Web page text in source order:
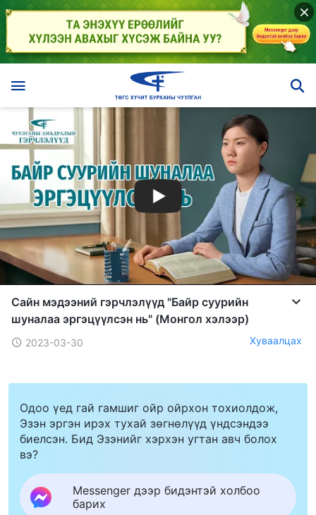
Сайн мэдээний гэрчлэлүүд "Байр суурийн
шуналаа эргэцүүлсэн нь" (Mонгол хэлээр)
2023-03-30 Хуваалцах
Одоо үед гай гамшиг ойр ойрхон тохиолдож,
Эзэн эргэн ирэх тухай зөгнөлүүд үндсэндээ
биелсэн. Бид Эзэнийг хэрхэн угтан авч болох
вэ?
Messenger дээр бидэнтэй холбоо
барих